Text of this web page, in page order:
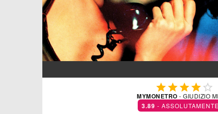
 
MYMONETRO - GIUDIZIO
3.89 -